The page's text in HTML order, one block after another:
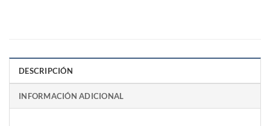
DESCRIPCIÓN
INFORMACIÓN ADICIONAL